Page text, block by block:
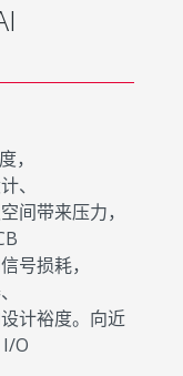
，
、
间带来压力，
号损耗，
计裕度。向近
I/O